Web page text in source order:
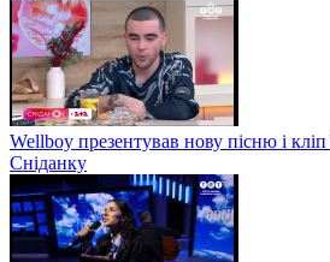
Wellboy презентував нову пісню і
Сніданку